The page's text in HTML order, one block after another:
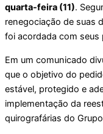
quarta-feira (11).
renegociação de suas
foi acordada com seus
Em um comunicado
que o objetivo do
estável, protegido e
implementação da
quirografárias do Grupo